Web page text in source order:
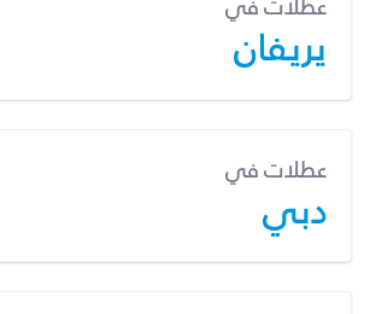
عطلات في
يريفان
عطلات في
دبي